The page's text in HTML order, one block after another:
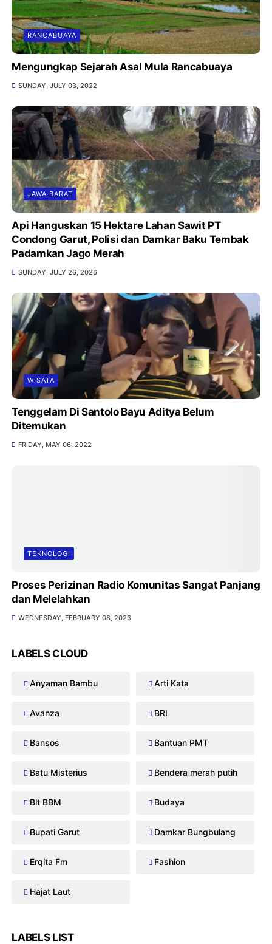
RANCABUAYA
Mengungkap Sejarah Asal Mula Rancabuaya
SUNDAY, JULY 03, 2022
JAWA BARAT
Api Hanguskan 15 Hektare Lahan Sawit PT
Condong Garut, Polisi dan Damkar Baku Tembak
Padamkan Jago Merah
SUNDAY, JULY 26, 2026
WISATA
Tenggelam Di Santolo Bayu Aditya Belum
Ditemukan
FRIDAY, MAY 06, 2022
TEKNOLOGI
Proses Perizinan Radio Komunitas Sangat Panjang
dan Melelahkan
WEDNESDAY, FEBRUARY 08, 2023
LABELS CLOUD
Anyaman Bambu Arti Kata
Avanza BRI
Bansos Bantuan PMT
Batu Misterius Bendera merah putih
Blt BBM Budaya
Bupati Garut Damkar Bungbulang
Erqita Fm Fashion
Hajat Laut
LABELS LIST